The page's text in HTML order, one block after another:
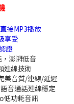
接MP3播放
享受
證
澎湃低音
連線技術
美音質/連線/延遲
音通話連線穩定
低功耗音訊